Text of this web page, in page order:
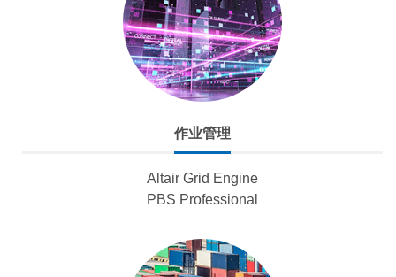
作业管理
Altair Grid Engine
PBS Professional